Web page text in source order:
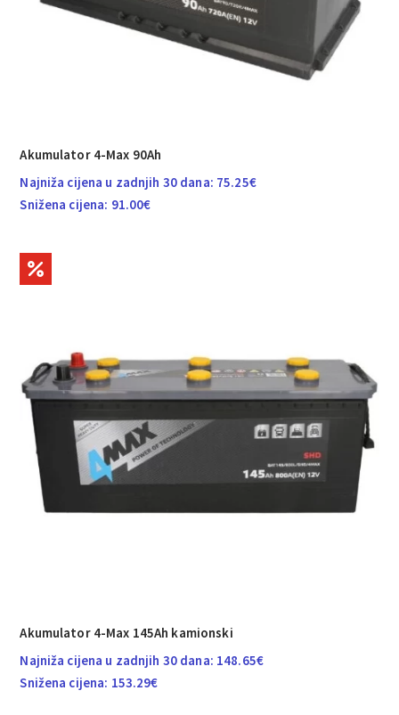
Akumulator 4-Max 90Ah
Najniža cijena u zadnjih 30 dana: 75.25€
Snižena cijena: 91.00€
Akumulator 4-Max 145Ah kamionski
Najniža cijena u zadnjih 30 dana: 148.65€
Snižena cijena: 153.29€